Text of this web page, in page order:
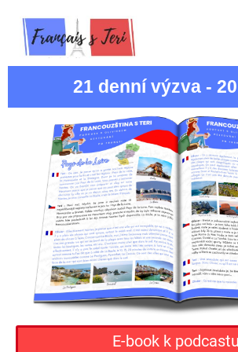
21 denní výzva -
E-book k podcastu